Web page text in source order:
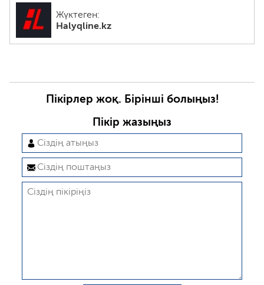
Жүктеген:
Halyqline.kz
Пікірлер жоқ. Бірінші болыңыз!
Пікір жазыңыз